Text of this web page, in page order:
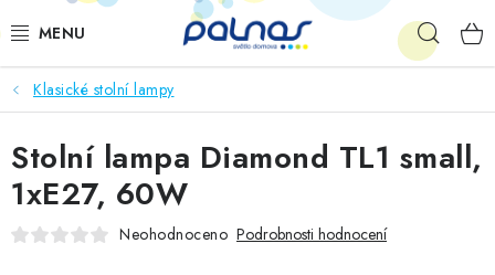
na
OSVĚTLENÍ INTERIÉRU
LED
VENKOVNÍ OSVĚTLENÍ
Klasické stolní lampy
Stolní lampa Diamond TL1 small,
1xE27, 60W
Neohodnoceno Podrobnosti hodnocení